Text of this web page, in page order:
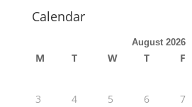
Calendar
August 2026
M T W T F
3
4 5 6 7